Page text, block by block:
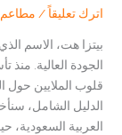
اترك تعليقاً / مطاعم
بيتزا هت، الاسم
الجودة العالية.
قلوب الملايين حول
الدليل الشامل،
العربية